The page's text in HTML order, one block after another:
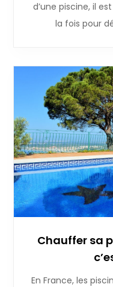
d’une piscine, il
la fois pour
Chauffer sa
En France, les